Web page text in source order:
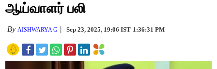
ஆய்வாளர் பலி
By AISHWARYA G Sep 23, 2025, 19:06 IST 1:36:31 PM